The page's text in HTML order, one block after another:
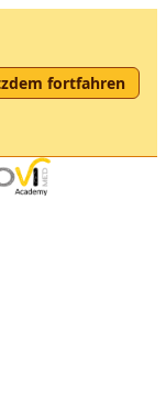
fortfahren